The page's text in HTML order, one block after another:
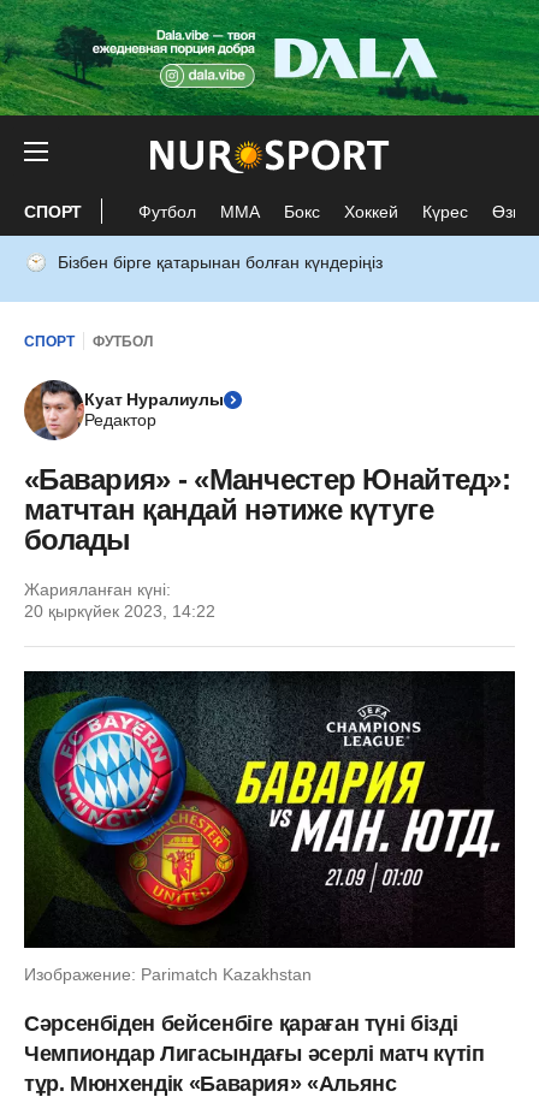
СПОРТ Футбол ММА Бокс Хоккей Күрес Өзге
Бізбен бірге қатарынан болған күндеріңіз
СПОРТ ФУТБОЛ
Куат Нуралиулы
Редактор
«Бавария» - «Манчестер Юнайтед»:
матчтан қандай нәтиже күтуге
болады
Жарияланған күні:
20 қыркүйек 2023, 14:22
Изображение: Parimatch Kazakhstan
Сәрсенбіден бейсенбіге қараған түні бізді
Чемпиондар Лигасындағы әсерлі матч күтіп
тұр. Мюнхендік «Бавария» «Альянс